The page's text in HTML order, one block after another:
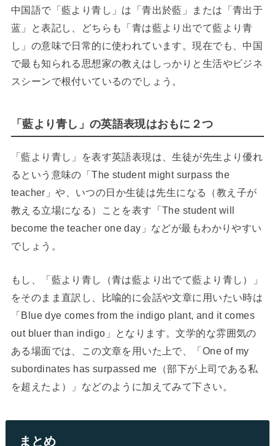
中国語で「藍より青し」は「青出於藍」または 「青出于
蓝」と表記し、どちらも「青は藍より出でて藍より青
し」の意味で日常的に使われています。現在でも、中国
で最も知られる思想家の教えはしっかりと生活やビジネ
スシーンで根付いているのでしょう。
「藍より青し」の英語表現はおもに２つ
「藍より青し」を表す英語表現は、生徒が先生より優れ
るという意味の「The student might surpass the
teacher」や、いつの日か生徒は先生になる（教え子が
教える立場になる）ことを表す「The student will
become the teacher one day」などが最もわかりやすい
でしょう。
もし、「藍より青し（青は藍より出でて藍より青し）」
をそのまま直訳し、比喩的に会話や文章に用いたい時は
「Blue dye comes from the indigo plant, and it comes
out bluer than indigo」となります。文学的な雰囲気の
ある場面では、この文章を用いた上で、「One of my
subordinates has surpassed me（部下が上司である私
を超えたよ）」などのように加えてみて下さい。
まとめ